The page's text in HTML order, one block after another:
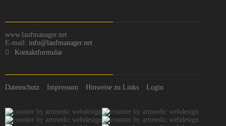
www.laufmanager.net
E-mail: info@laufmanager.net
Kontaktformular
Datenschutz Impressum Hinweise zu Links Login